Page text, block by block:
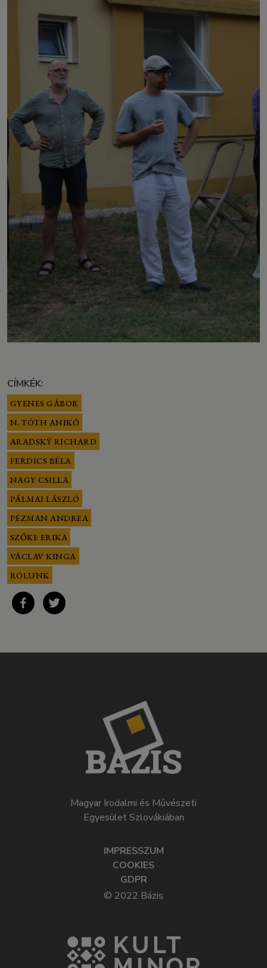
CÍMKÉK:
GYENES GÁBOR
N. TÓTH ANIKÓ
ARADSKÝ RICHARD
FERDICS BÉLA
NAGY CSILLA
PÁLMAI LÁSZLÓ
PÉZMAN ANDREA
SZŐKE ERIKA
VÁCLAV KINGA
RÓLUNK
Magyar Irodalmi és Művészeti
Egyesület Szlovákiában
IMPRESSZUM
COOKIES
GDPR
© 2022 Bázis